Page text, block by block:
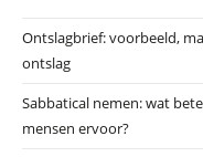
Ontslagbrief: voorbeeld,
ontslag
Sabbatical nemen: wat
mensen ervoor?